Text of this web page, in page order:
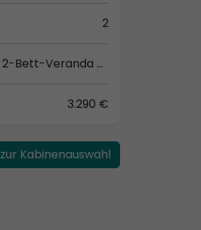
2
2-Bett-Veranda Komfort (VB)
3.290 €
zur Kabinenauswahl